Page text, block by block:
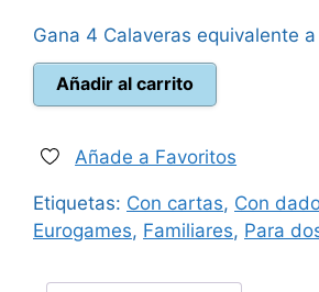
Gana 4 Calaveras equivalente a
Maple
Valley
Añadir al carrito
Añade a Favoritos
Etiquetas: Con cartas, Con
Eurogames, Familiares, Para